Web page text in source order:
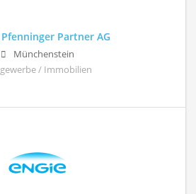
Partner AG
Münchenstein
/ Immobilien